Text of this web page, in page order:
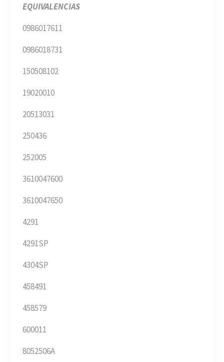
EQUIVALENCIAS
0986017611
0986018731
150508102
19020010
20513031
250436
252005
3610047600
3610047650
4291
4291SP
4304SP
458491
458579
600011
8052506A